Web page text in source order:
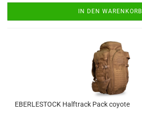
IN DEN WARENKORB
EBERLESTOCK Halftrack Pack coyote